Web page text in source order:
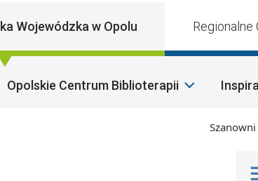
Main Navigation
Wojewódzka w Opolu Regionalne
Opolskie Centrum Biblioterapii
Szanowni